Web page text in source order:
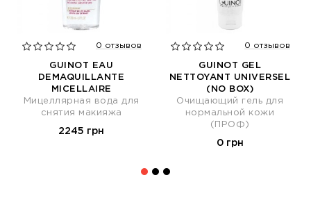
0 отзывов
GUINOT EAU
DEMAQUILLANTE
MICELLAIRE
Мицеллярная вода для
снятия макияжа
2245 грн
0 отзывов
GUINOT GEL
NETTOYANT UNIVERSEL
(NO BOX)
Очищающий гель для
нормальной кожи
(ПРОФ)
0 грн